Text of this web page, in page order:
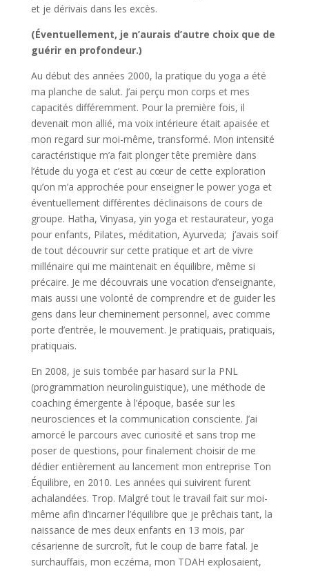
et je dérivais dans les excès.
(Éventuellement, je n’aurais d’autre choix que de
guérir en profondeur.)
Au début des années 2000, la pratique du yoga a été
ma planche de salut. J’ai perçu mon corps et mes
capacités différemment. Pour la première fois, il
devenait mon allié, ma voix intérieure était apaisée et
mon regard sur moi-même, transformé. Mon intensité
caractéristique m’a fait plonger tête première dans
l’étude du yoga et c’est au cœur de cette exploration
qu’on m’a approchée pour enseigner le power yoga et
éventuellement différentes déclinaisons de cours de
groupe. Hatha, Vinyasa, yin yoga et restaurateur, yoga
pour enfants, Pilates, méditation, Ayurveda; j’avais soif
de tout découvrir sur cette pratique et art de vivre
millénaire qui me maintenait en équilibre, même si
précaire. Je me découvrais une vocation d’enseignante,
mais aussi une volonté de comprendre et de guider les
gens dans leur cheminement personnel, avec comme
porte d’entrée, le mouvement. Je pratiquais, pratiquais,
pratiquais.
En 2008, je suis tombée par hasard sur la PNL
(programmation neurolinguistique), une méthode de
coaching émergente à l’époque, basée sur les
neurosciences et la communication consciente. J’ai
amorcé le parcours avec curiosité et sans trop me
poser de questions, pour finalement choisir de me
dédier entièrement au lancement mon entreprise Ton
Équilibre, en 2010. Les années qui suivirent furent
achalandées. Trop. Malgré tout le travail fait sur moi-
même afin d’incarner l’équilibre que je prêchais tant, la
naissance de mes deux enfants en 13 mois, par
césarienne de surcroît, fut le coup de barre fatal. Je
surchauffais, mon eczéma, mon TDAH explosaient,